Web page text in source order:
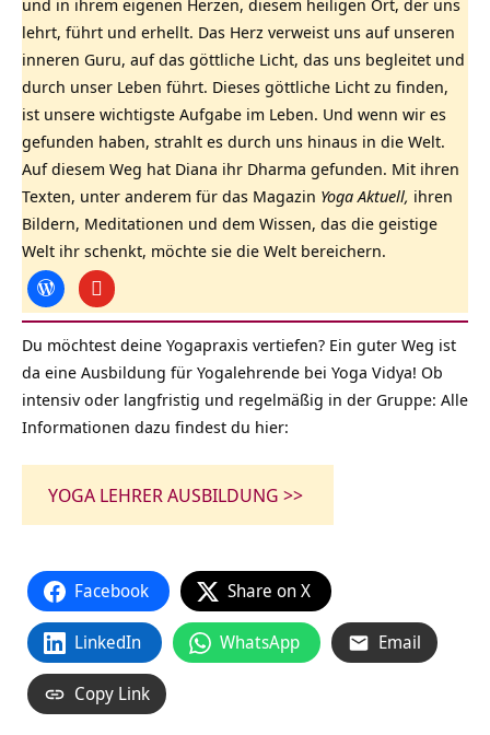
und in ihrem eigenen Herzen, diesem heiligen Ort, der uns
lehrt, führt und erhellt. Das Herz verweist uns auf unseren
inneren Guru, auf das göttliche Licht, das uns begleitet und
durch unser Leben führt. Dieses göttliche Licht zu finden,
ist unsere wichtigste Aufgabe im Leben. Und wenn wir es
gefunden haben, strahlt es durch uns hinaus in die Welt.
Auf diesem Weg hat Diana ihr Dharma gefunden. Mit ihren
Texten, unter anderem für das Magazin Yoga Aktuell, ihren
Bildern, Meditationen und dem Wissen, das die geistige
Welt ihr schenkt, möchte sie die Welt bereichern.
Du möchtest deine Yogapraxis vertiefen? Ein guter Weg ist
da eine Ausbildung für Yogalehrende bei Yoga Vidya! Ob
intensiv oder langfristig und regelmäßig in der Gruppe: Alle
Informationen dazu findest du hier:
YOGA LEHRER AUSBILDUNG >>
Facebook Share on X
LinkedIn WhatsApp Email
Copy Link